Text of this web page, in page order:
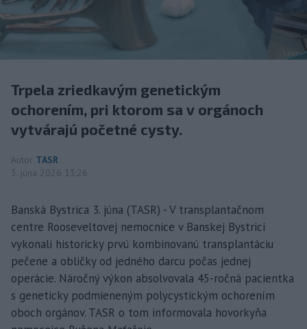
Trpela zriedkavým genetickým
ochorením, pri ktorom sa v orgánoch
vytvárajú početné cysty.
Autor TASR
3. júna 2026 13:26
Banská Bystrica 3. júna (TASR) - V transplantačnom
centre Rooseveltovej nemocnice v Banskej Bystrici
vykonali historicky prvú kombinovanú transplantáciu
pečene a obličky od jedného darcu počas jednej
operácie. Náročný výkon absolvovala 45-ročná pacientka
s geneticky podmieneným polycystickým ochorením
oboch orgánov. TASR o tom informovala hovorkyňa